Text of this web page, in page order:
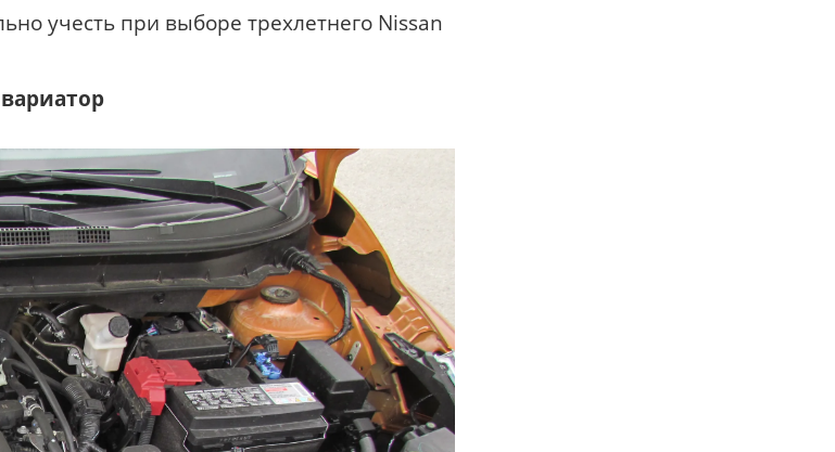
учесть при выборе трехлетнего Nissan